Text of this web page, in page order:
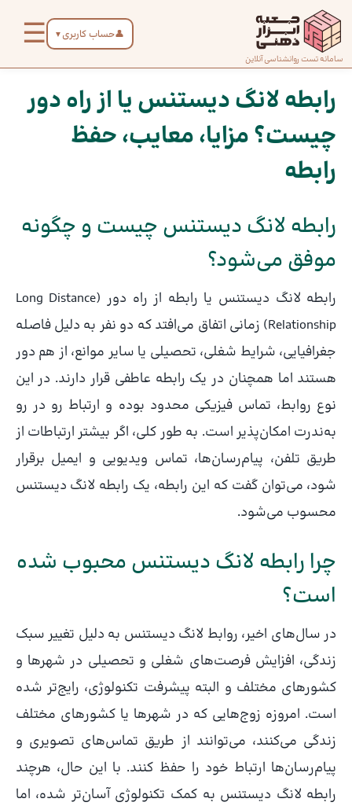
محتوا
سامانه تست روانشناسی آنلاین
👤حساب کاربری ▼
☰
صفحه
اصلی
درباره
ما
با ما
دسته‌بندی
تست‌ها
رابطه لانگ دیستنس یا از راه دور
چیست؟ مزایا، معایب، حفظ
رابطه
رابطه لانگ دیستنس چیست و چگونه
موفق می‌شود؟
رابطه لانگ دیستنس یا رابطه از راه دور (Long Distance
Relationship) زمانی اتفاق می‌افتد که دو نفر به دلیل فاصله
جغرافیایی، شرایط شغلی، تحصیلی یا سایر موانع، از هم دور
هستند اما همچنان در یک رابطه عاطفی قرار دارند. در این
نوع روابط، تماس فیزیکی محدود بوده و ارتباط رو در رو
به‌ندرت امکان‌پذیر است. به طور کلی، اگر بیشتر ارتباطات از
طریق تلفن، پیام‌رسان‌ها، تماس ویدیویی و ایمیل برقرار
شود، می‌توان گفت که این رابطه، یک رابطه لانگ دیستنس
محسوب می‌شود.
چرا رابطه لانگ دیستنس محبوب شده
است؟
در سال‌های اخیر، روابط لانگ دیستنس به دلیل تغییر سبک
زندگی، افزایش فرصت‌های شغلی و تحصیلی در شهرها و
کشورهای مختلف و البته پیشرفت تکنولوژی، رایج‌تر شده
است. امروزه زوج‌هایی که در شهرها یا کشورهای مختلف
زندگی می‌کنند، می‌توانند از طریق تماس‌های تصویری و
پیام‌رسان‌ها ارتباط خود را حفظ کنند. با این حال، هرچند
رابطه لانگ دیستنس به کمک تکنولوژی آسان‌تر شده، اما
پیمایش
نوشته